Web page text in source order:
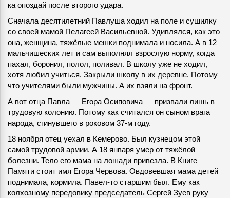
ка опоздай после второго удара.
Сначала десятилетний Павлуша ходил на поле и сушилку
со своей мамой Пелагеей Васильевной. Удивлялся, как это
она, женщина, тяжёлые мешки поднимала и носила. А в 12
мальчишеских лет и сам выполнял взрослую норму, когда
пахал, боронил, полол, поливал. В школу уже не ходил,
хотя любил учиться. Закрыли школу в их деревне. Потому
что учителями были мужчины. А их взяли на фронт.
А вот отца Павла — Егора Осиповича — призвали лишь в
трудовую колонию. Потому как считался он сыном врага
народа, сгинувшего в роковом 37-м году.
18 ноября отец уехал в Кемерово. Был кузнецом этой
самой трудовой армии. А 18 января умер от тяжёлой
болезни. Тело его мама на лошади привезла. В Книге
Памяти стоит имя Егора Червова. Овдовевшая мама детей
поднимала, кормила. Павел-то старшим был. Ему как
колхозному передовику председатель Сергей Зуев руку